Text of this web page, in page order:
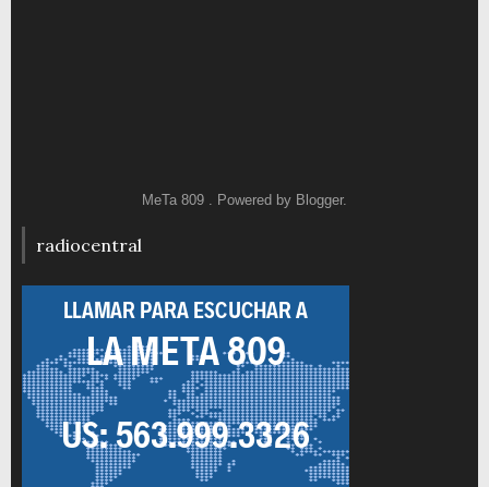
MeTa 809 . Powered by Blogger.
radiocentral